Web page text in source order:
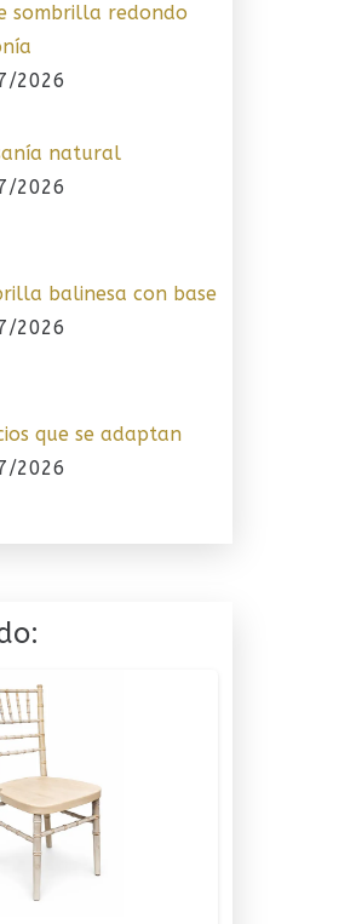
sombrilla redondo
2026
natural
2026
balinesa con base
2026
que se adaptan
2026